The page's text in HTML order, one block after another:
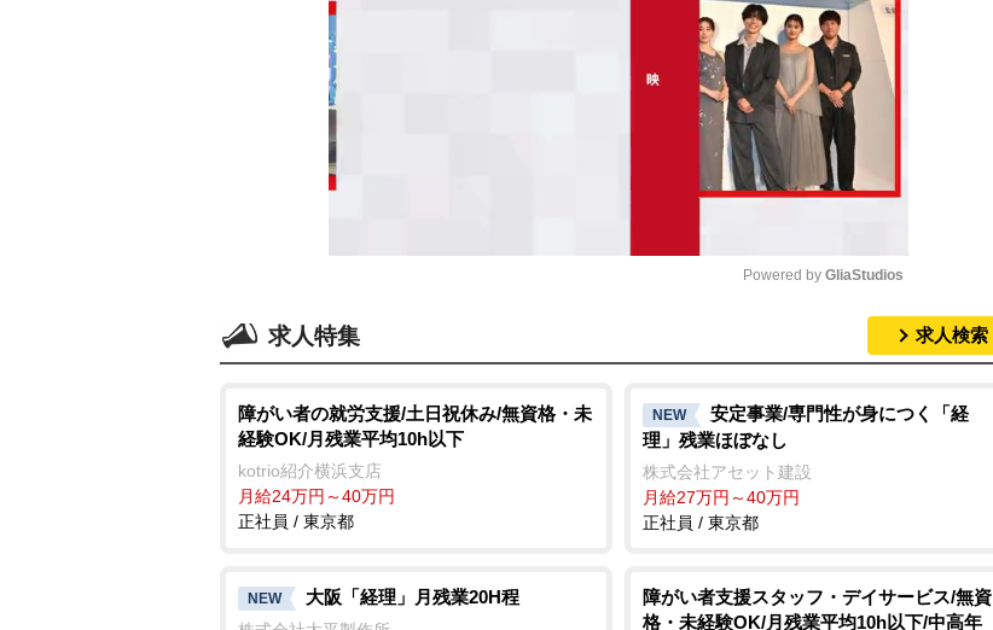
t
Powered by GliaStudios
求人特集 求人検索
障がい者の就労支援/土日祝休み/無資格・未
経験OK/月残業平均10h以下
kotrio紹介横浜支店
月給24万円～40万円
正社員 / 東京都
NEW
安定事業/専門性が身につく「経
理」残業ほぼなし
株式会社アセット建設
月給27万円～40万円
正社員 / 東京都
NEW 大阪「経理」月残業20H程
障がい者支援スタッフ・デイサービス/無資
格・未経験OK/月残業平均10h以下/中高年